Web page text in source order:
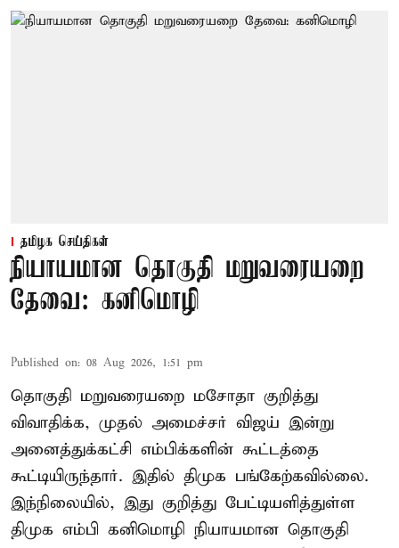
தமிழக செய்திகள்
நியாயமான தொகுதி மறுவரையறை
தேவை: கனிமொழி
Published on: 08 Aug 2026, 1:51 pm
தொகுதி மறுவரையறை மசோதா குறித்து
விவாதிக்க, முதல் அமைச்சர் விஜய் இன்று
அனைத்துக்கட்சி எம்பிக்களின் கூட்டத்தை
கூட்டியிருந்தார். இதில் திமுக பங்கேற்கவில்லை.
இந்நிலையில், இது குறித்து பேட்டியளித்துள்ள
திமுக எம்பி கனிமொழி நியாயமான தொகுதி